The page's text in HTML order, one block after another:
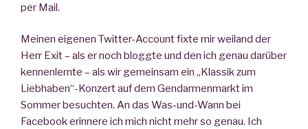
per Mail.
Meinen eigenen Twitter-Account fixte mir weiland der
Herr Exit – als er noch bloggte und den ich genau darüber
kennenlernte – als wir gemeinsam ein „Klassik zum
Liebhaben“-Konzert auf dem Gendarmenmarkt im
Sommer besuchten. An das Was-und-Wann bei
Facebook erinnere ich mich nicht mehr so genau. Ich